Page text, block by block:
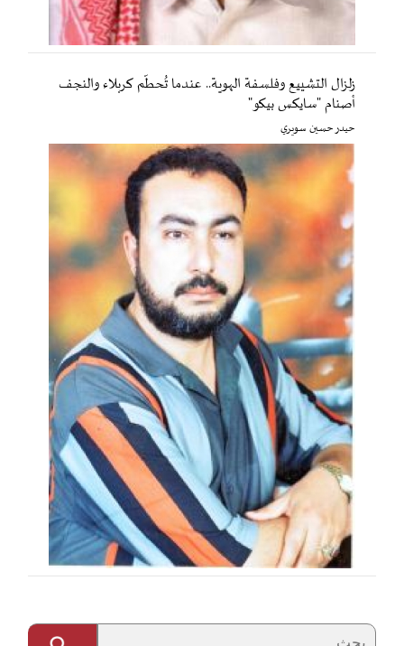
زلزال التشييع وفلسفة الهوية.. عندما تُحطّم كربلاء والنجف
أصنام "سايكس بيكو"
حيدر حسين سويري